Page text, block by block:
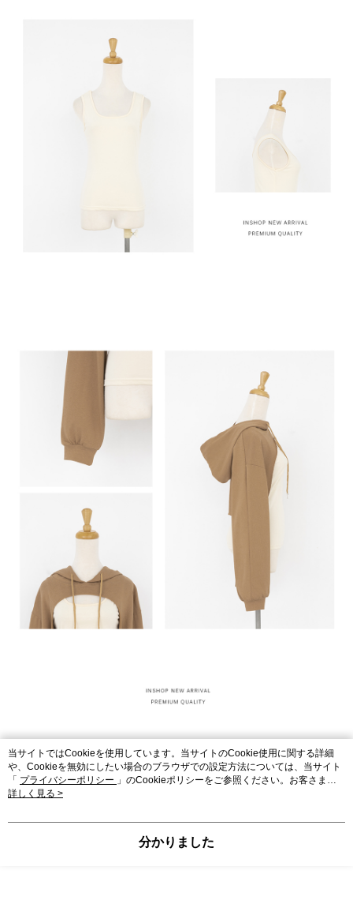
当サイトではCookieを使用しています。当サイトのCookie使用に関する詳細
や、Cookieを無効にしたい場合のブラウザでの設定方法については、当サイト
「 プライバシーポリシー 」のCookieポリシーをご参照ください。お客さま
が、当サイトを引き続き使用される場合、当社がサイト利用規約のCookieポリ
詳しく見る >
分かりました